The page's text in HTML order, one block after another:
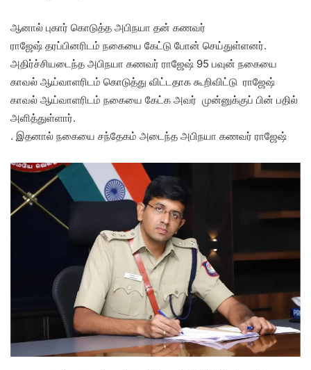
ஆனால் புகார் கொடுத்த அபிநயா தன் கணவர்
ராஜேஷ் தரப்பினரிடம் நகையை கேட்டு போன் செய்துள்ளனர்.
அதிர்ச்சியடைந்த அபிநயா கணவர் ராஜேஷ் 95 பவுன் நகையை
காவல் ஆய்வாளரிடம் கொடுத்து விட்டதாக கூறிவிட்டு ராஜேஷ்
காவல் ஆய்வாளரிடம் நகையை கேட்க அவர் முன்னுக்குப் பின் பதில்
அளித்துள்ளார்.
. இதனால் நகையை சந்தேகம் அடைந்த அபிநயா கணவர் ராஜேஷ்